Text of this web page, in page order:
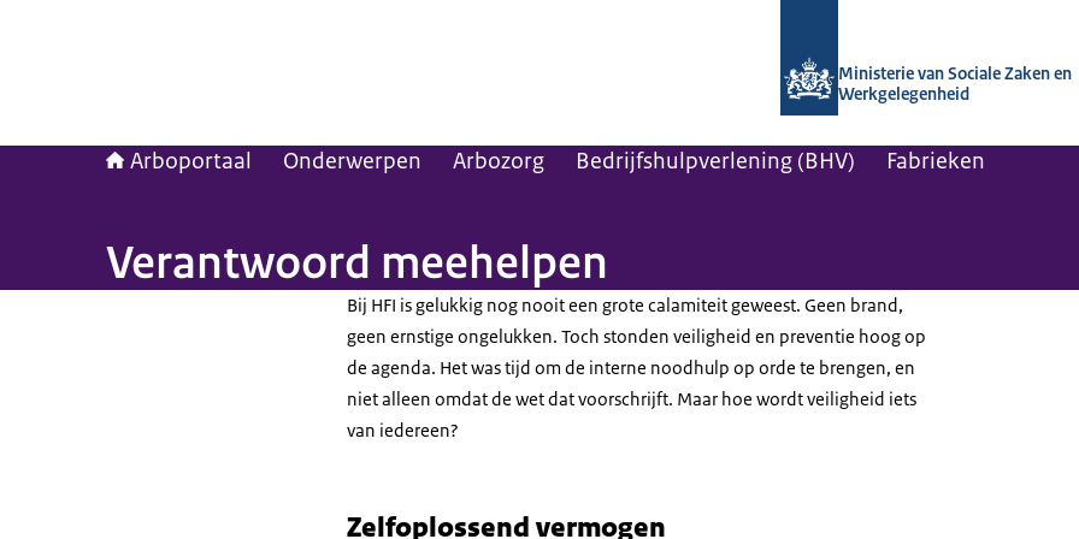
Ministerie van Sociale Zaken en
Werkgelegenheid
Arboportaal Onderwerpen Arbozorg Bedrijfshulpverlening (BHV) Fabrieken
Verantwoord meehelpen
Bij HFI is gelukkig nog nooit een grote calamiteit geweest. Geen brand,
geen ernstige ongelukken. Toch stonden veiligheid en preventie hoog op
de agenda. Het was tijd om de interne noodhulp op orde te brengen, en
niet alleen omdat de wet dat voorschrijft. Maar hoe wordt veiligheid iets
van iedereen?
Zelfoplossend vermogen